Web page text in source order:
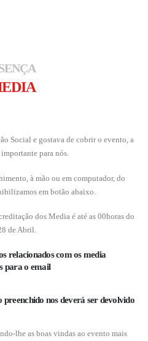
Social e gostava de cobrir o evento, a
importante para nós.
à mão ou em computador, do
em botão abaixo.
dos Media é até as 00horas do
de Abril.
relacionados com os media
para o email
nos deverá ser devolvido
lhe as boas vindas ao evento mais